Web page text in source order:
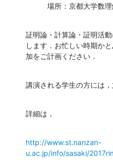
場所：京都大学数理
証明論・計算論・証明活
します．お忙しい時期か
加をご計画ください．
講演される学生の方には
詳細は，
http://www.st.nanzan-
u.ac.jp/info/sasaki/